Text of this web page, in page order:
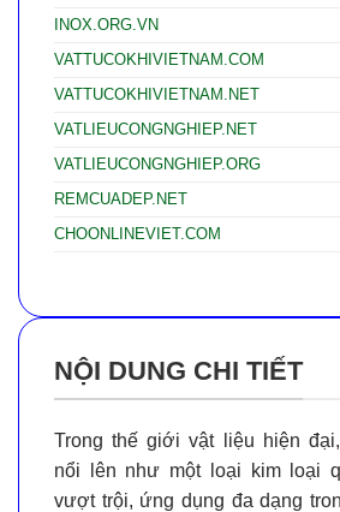
INOX.ORG.VN
VATTUCOKHIVIETNAM.COM
VATTUCOKHIVIETNAM.NET
VATLIEUCONGNGHIEP.NET
VATLIEUCONGNGHIEP.ORG
REMCUADEP.NET
CHOONLINEVIET.COM
NỘI DUNG CHI TIẾT
Trong thế giới vật liệu hiện đại,
nổi lên như một loại kim loại
vượt trội, ứng dụng đa dạng